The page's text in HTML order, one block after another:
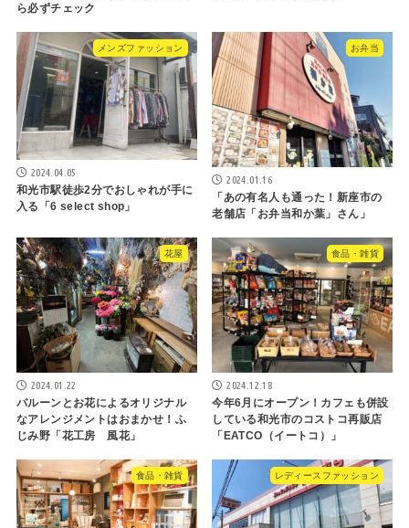
ら必ずチェック
メンズファッション
2024.04.05
和光市駅徒歩2分でおしゃれが手に
入る「6 select shop」
お弁当
2024.01.16
「あの有名人も通った！新座市の
老舗店「お弁当和か葉」さん」
花屋
2024.01.22
バルーンとお花によるオリジナル
なアレンジメントはおまかせ！ふ
じみ野「花工房 風花」
食品・雑貨
2024.12.18
今年6月にオープン！カフェも併設
している和光市のコストコ再販店
「EATCO（イートコ）」
食品・雑貨 レディースファッション